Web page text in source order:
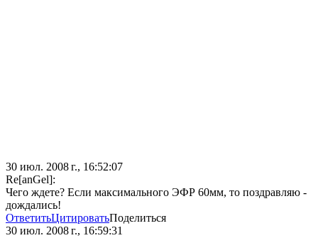
30 июл. 2008 г., 16:52:07
Re[anGel]:
Чего ждете? Если максимального ЭФР 60мм, то поздравляю -
дождались!
ОтветитьЦитироватьПоделиться
30 июл. 2008 г., 16:59:31